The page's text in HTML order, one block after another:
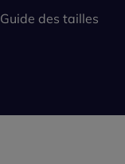
Guide des tailles